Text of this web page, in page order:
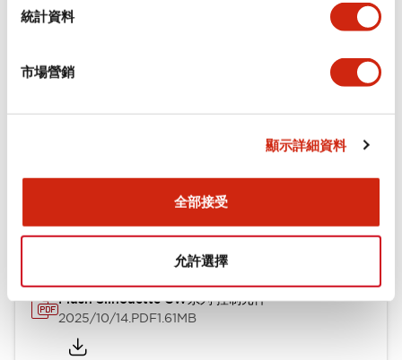
統計資料
市場營銷
顯示詳細資料
全部接受
允許選擇
機械規格
型錄和宣傳手冊 CAD檔 認證與標準
Flush Silhouette CW系列 控制元件
2025/10/14.PDF1.61MB